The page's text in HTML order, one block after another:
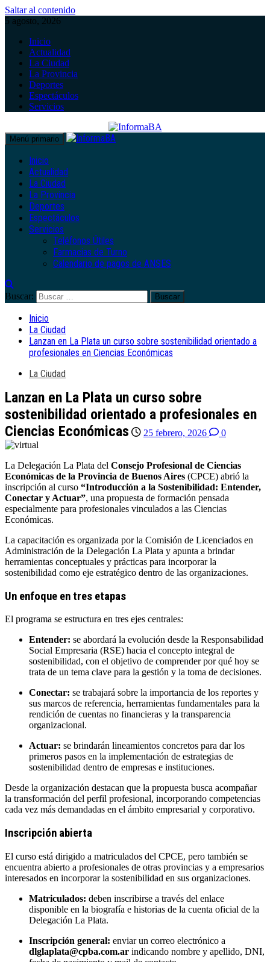
Saltar al contenido
5 agosto, 2026
Inicio
Actualidad
La Ciudad
La Provincia
Deportes
Espectáculos
Servicios
Menú primario
Inicio
Actualidad
La Ciudad
La Provincia
Deportes
Espectáculos
Servicios
Teléfonos Útiles
Farmacias de Turno
Calendario de pagos de ANSES
Buscar:
Inicio
La Ciudad
Lanzan en La Plata un curso sobre sostenibilidad orientado a
profesionales en Ciencias Económicas
La Ciudad
Lanzan en La Plata un curso sobre
sostenibilidad orientado a profesionales en
Ciencias Económicas
25 febrero, 2026 0
La Delegación La Plata del Consejo Profesional de Ciencias
Económicas de la Provincia de Buenos Aires (CPCE) abrió la
inscripción al curso “Introducción a la Sostenibilidad: Entender,
Conectar y Actuar”, una propuesta de formación pensada
especialmente para profesionales vinculados a las Ciencias
Económicas.
La capacitación es organizada por la Comisión de Licenciados en
Administración de la Delegación La Plata y apunta a brindar
herramientas conceptuales y prácticas para incorporar la
sostenibilidad como eje estratégico dentro de las organizaciones.
Un enfoque en tres etapas
El programa se estructura en tres ejes centrales:
Entender: se abordará la evolución desde la Responsabilidad
Social Empresaria (RSE) hacia el concepto integral de
sostenibilidad, con el objetivo de comprender por qué hoy se
trata de un tema clave para la gestión y la toma de decisiones.
Conectar: se trabajará sobre la importancia de los reportes y
sus marcos de referencia, herramientas fundamentales para la
rendición de cuentas no financieras y la transparencia
organizacional.
Actuar: se brindarán lineamientos concretos para dar los
primeros pasos en la implementación de estrategias de
sostenibilidad dentro de empresas e instituciones.
Desde la organización destacan que la propuesta busca acompañar
la transformación del perfil profesional, incorporando competencias
cada vez más demandadas en el ámbito empresarial y corporativo.
Inscripción abierta
El curso está dirigido a matriculados del CPCE, pero también se
encuentra abierto a profesionales de otras provincias y a empresarios
interesados en incorporar la sostenibilidad en sus organizaciones.
Matriculados: deben inscribirse a través del enlace
disponible en la biografía e historias de la cuenta oficial de la
Delegación La Plata.
Inscripción general: enviar un correo electrónico a
dlglaplata@cpba.com.ar indicando nombre y apellido, DNI,